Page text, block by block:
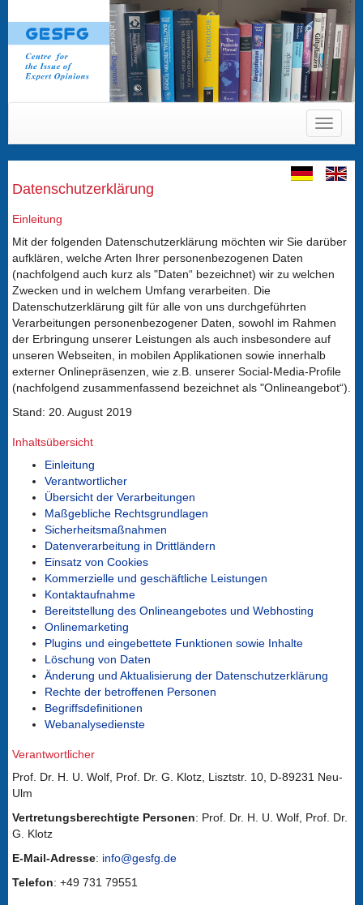
Toggle
Datenschutzerklärung
Einleitung
Mit der folgenden Datenschutzerklärung möchten wir Sie darüber
aufklären, welche Arten Ihrer personenbezogenen Daten
(nachfolgend auch kurz als "Daten“ bezeichnet) wir zu welchen
Zwecken und in welchem Umfang verarbeiten. Die
Datenschutzerklärung gilt für alle von uns durchgeführten
Verarbeitungen personenbezogener Daten, sowohl im Rahmen
der Erbringung unserer Leistungen als auch insbesondere auf
unseren Webseiten, in mobilen Applikationen sowie innerhalb
externer Onlinepräsenzen, wie z.B. unserer Social-Media-Profile
(nachfolgend zusammenfassend bezeichnet als "Onlineangebot“).
Stand: 20. August 2019
Inhaltsübersicht
Einleitung
Verantwortlicher
Übersicht der Verarbeitungen
Maßgebliche Rechtsgrundlagen
Sicherheitsmaßnahmen
Datenverarbeitung in Drittländern
Einsatz von Cookies
Kommerzielle und geschäftliche Leistungen
Kontaktaufnahme
Bereitstellung des Onlineangebotes und Webhosting
Onlinemarketing
Plugins und eingebettete Funktionen sowie Inhalte
Löschung von Daten
Änderung und Aktualisierung der Datenschutzerklärung
Rechte der betroffenen Personen
Begriffsdefinitionen
Webanalysedienste
Verantwortlicher
Prof. Dr. H. U. Wolf, Prof. Dr. G. Klotz, Lisztstr. 10, D-89231 Neu-
Ulm
Vertretungsberechtigte Personen: Prof. Dr. H. U. Wolf, Prof. Dr.
G. Klotz
E-Mail-Adresse: info@gesfg.de
Telefon: +49 731 79551